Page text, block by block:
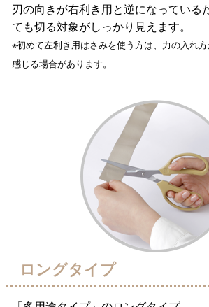
刃の向きが右利き用と逆になっている
ても切る対象がしっかり見えます。
※初めて左利き用はさみを使う方は、力の入れ
感じる場合があります。
ロングタイプ